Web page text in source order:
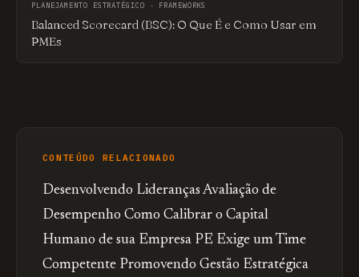
PLANEJAMENTO ESTRATÉGICO · FRAMEWORKS
Balanced Scorecard (BSC): O Que É e Como Usar em
PMEs
CONTEÚDO RELACIONADO
Desenvolvendo Lideranças Avaliação de
Desempenho Como Calibrar o Capital
Humano de sua Empresa PE Exige um Time
Competente Promovendo Gestão Estratégica